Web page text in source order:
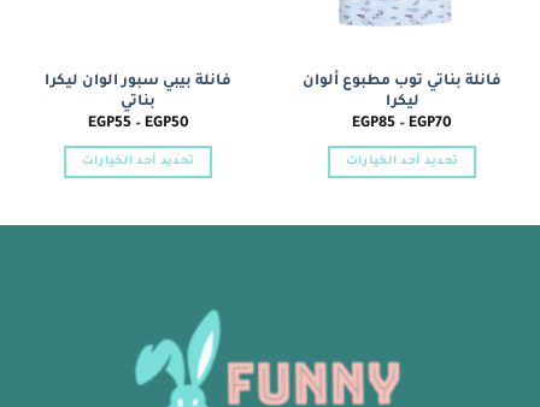
فانلة بناتي توب مطبوع ألوان
ليكرا
EGP70
–
EGP85
نطاق
منتحديد أحد الخيارات
يمكن
اختيار
فانلة بيبي سبور الوان ليكرا
بناتي
EGP50
–
EGP55
نطاق
منتحديد أحد الخيارات
يمكن